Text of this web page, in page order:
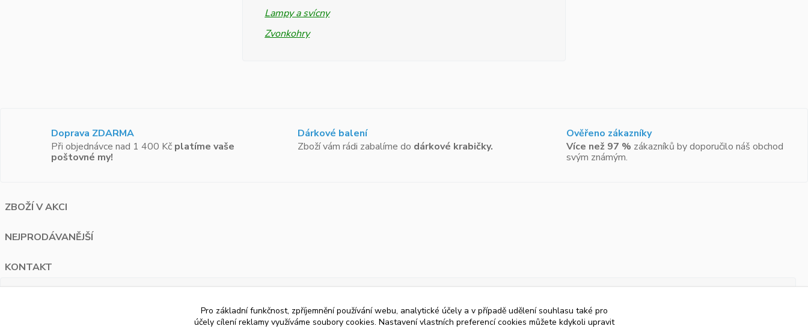
Lampy a svícny
Zvonkohry
Doprava ZDARMA
Při objednávce nad 1 400 Kč platíme vaše
poštovné my!
Dárkové balení
Zboží vám rádi zabalíme do dárkové krabičky.
Ověřeno zákazníky
Více než 97 % zákazníků by doporučilo náš obchod
svým známým.
ZBOŽÍ V AKCI
NEJPRODÁVANĚJŠÍ
KONTAKT
Pro základní funkčnost, zpříjemnění používání webu, analytické účely a v případě udělení souhlasu také pro
účely cílení reklamy využíváme soubory cookies. Nastavení vlastních preferencí cookies můžete kdykoli upravit